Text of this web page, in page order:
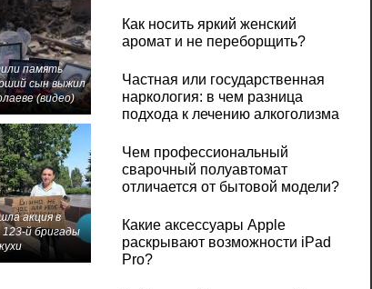
память
сын выжил
(видео)
акция в
123-й бригады
Как носить яркий женский
аромат и не переборщить?
Частная или государственная
наркология: в чем разница
подхода к лечению алкоголизма
Чем профессиональный
сварочный полуавтомат
отличается от бытовой модели?
Какие аксессуары Apple
раскрывают возможности iPad
Pro?